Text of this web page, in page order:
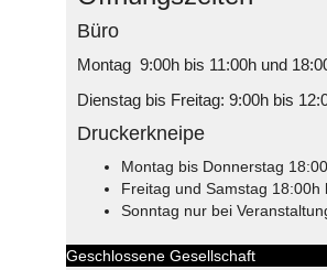
Büro
Montag 9:00h bis 11:00h und
Dienstag bis Freitag: 9:00h bis
Druckerkneipe
Montag bis Donnerstag
Freitag und Samstag 18:00h
Sonntag nur bei
Geschlossene Gesellschaft